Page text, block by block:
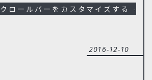
ロールバーをカスタマイズする -
2016-12-10